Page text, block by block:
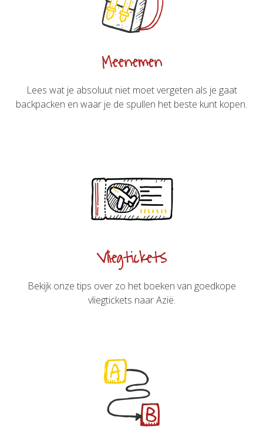
Meenemen
Lees wat je absoluut niet moet vergeten als je gaat
backpacken en waar je de spullen het beste kunt kopen.
Vliegtickets
Bekijk onze tips over zo het boeken van goedkope
vliegtickets naar Azië.